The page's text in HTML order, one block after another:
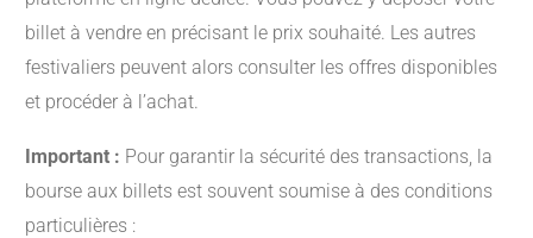
billet à vendre en précisant le prix souhaité. Les autres
festivaliers peuvent alors consulter les offres disponibles
et procéder à l’achat.
Important : Pour garantir la sécurité des transactions, la
bourse aux billets est souvent soumise à des conditions
particulières :